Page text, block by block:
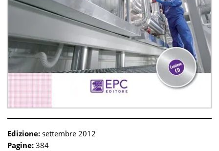
Edizione: settembre 2012
Pagine: 384